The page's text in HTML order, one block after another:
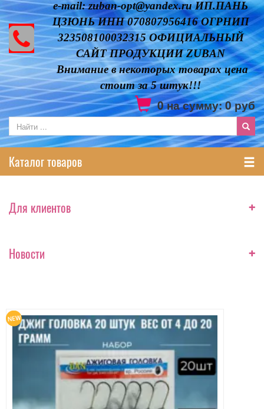
e-mail: zuban-opt@yandex.ru ИП.ПАНЬ
ЦЗЮНЬ ИНН 070807956416 ОГРНИП
323508100032315 ОФИЦИАЛЬНЫЙ
САЙТ ПРОДУКЦИИ ZUBAN
Внимание в некоторых товарах цена
стоит за 5 штук!!!
0на сумму:0руб
Каталог товаров
Для клиентов +
Новости +